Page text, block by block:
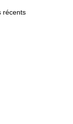
récents